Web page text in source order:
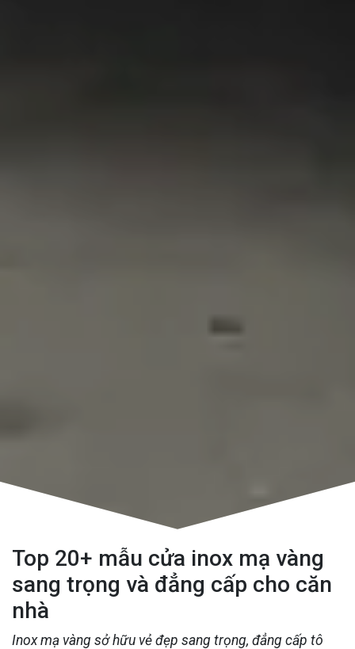
Top 20+ mẫu cửa inox mạ vàng
sang trọng và đẳng cấp cho căn
nhà
Inox mạ vàng sở hữu vẻ đẹp sang trọng, đẳng cấp tô